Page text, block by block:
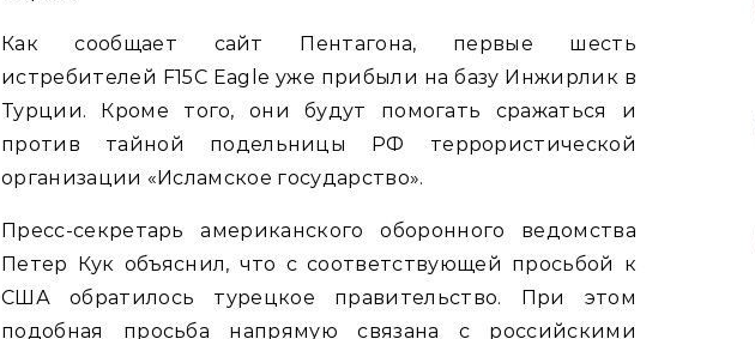
Как сообщает сайт Пентагона, первые шесть
истребителей F15С Eagle уже прибыли на базу Инжирлик в
Турции. Кроме того, они будут помогать сражаться и
против тайной подельницы РФ террористической
организации «Исламское государство».
Пресс-секретарь американского оборонного ведомства
Петер Кук объяснил, что с соответствующей просьбой к
США обратилось турецкое правительство. При этом
подобная просьба напрямую связана с российскими